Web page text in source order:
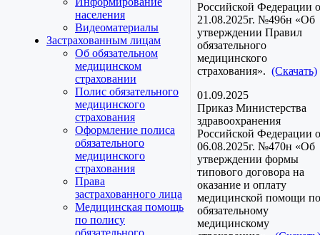
населения
Видеоматериалы
Застрахованным лицам
Об обязательном
медицинском
страховании
Полис обязательного
медицинского
страхования
Оформление полиса
обязательного
медицинского
страхования
Права
застрахованного лица
Медицинская помощь
по полису
обязательного
Российской Федерации
21.08.2025г. №496н «Об
утверждении Правил
обязательного
медицинского
страхования». (Скачать)
01.09.2025
Приказ Министерства
здравоохранения
Российской Федерации
06.08.2025г. №470н «Об
утверждении формы
типового договора на
оказание и оплату
медицинской помощи по
обязательному
медицинскому